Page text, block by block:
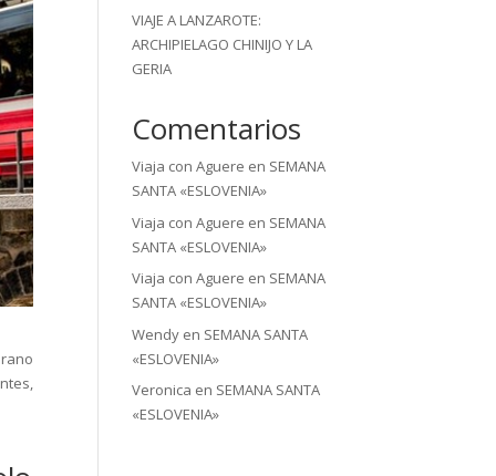
VIAJE A LANZAROTE:
ARCHIPIELAGO CHINIJO Y LA
GERIA
Comentarios
Viaja con Aguere en SEMANA
SANTA «ESLOVENIA»
Viaja con Aguere en SEMANA
SANTA «ESLOVENIA»
Viaja con Aguere en SEMANA
SANTA «ESLOVENIA»
Wendy en SEMANA SANTA
«ESLOVENIA»
Veronica en SEMANA SANTA
«ESLOVENIA»